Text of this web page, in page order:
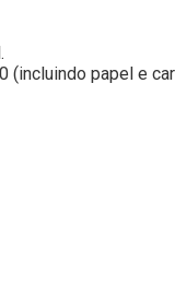
(incluindo papel e